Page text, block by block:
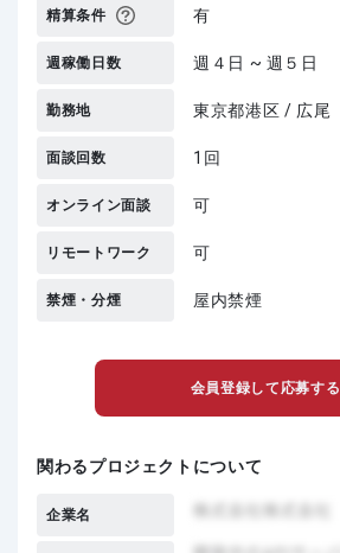
精算条件 有
週稼働日数 週４日 ~ 週５日
勤務地 東京都港区 / 広尾
面談回数 1回
オンライン面談 可
リモートワーク 可
禁煙・分煙 屋内禁煙
会員登録して応募する
関わるプロジェクトについて
企業名